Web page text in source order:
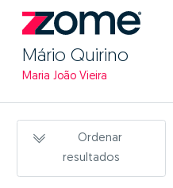
Mário Quirino
Maria João Vieira
Ordenar
resultados